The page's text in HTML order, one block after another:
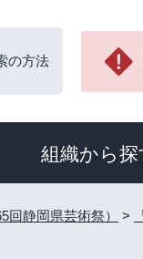
の方法
組織から探
回静岡県芸術祭） >